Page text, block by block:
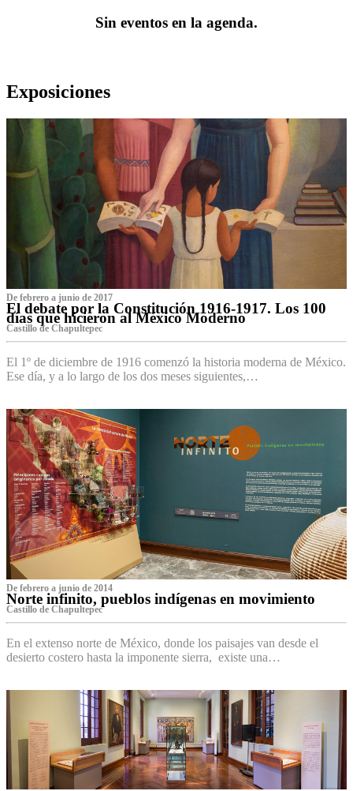
Sin eventos en la agenda.
Exposiciones
De febrero a junio de 2017
El debate por la Constitución 1916-1917. Los 100
días que hicieron al México Moderno
Castillo de Chapultepec
El 1º de diciembre de 1916 comenzó la historia moderna de México.
Ese día, y a lo largo de los dos meses siguientes,…
De febrero a junio de 2014
Norte infinito, pueblos indígenas en movimiento
Castillo de Chapultepec
En el extenso norte de México, donde los paisajes van desde el
desierto costero hasta la imponente sierra, existe una…